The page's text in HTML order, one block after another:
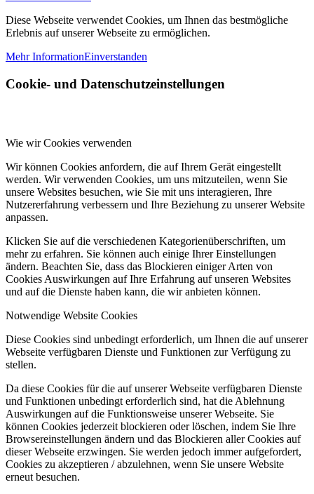
Diese Webseite verwendet Cookies, um Ihnen das bestmögliche
Erlebnis auf unserer Webseite zu ermöglichen.
Mehr InformationEinverstanden
Cookie- und Datenschutzeinstellungen
Wie wir Cookies verwenden
Wir können Cookies anfordern, die auf Ihrem Gerät eingestellt
werden. Wir verwenden Cookies, um uns mitzuteilen, wenn Sie
unsere Websites besuchen, wie Sie mit uns interagieren, Ihre
Nutzererfahrung verbessern und Ihre Beziehung zu unserer Website
anpassen.
Klicken Sie auf die verschiedenen Kategorienüberschriften, um
mehr zu erfahren. Sie können auch einige Ihrer Einstellungen
ändern. Beachten Sie, dass das Blockieren einiger Arten von
Cookies Auswirkungen auf Ihre Erfahrung auf unseren Websites
und auf die Dienste haben kann, die wir anbieten können.
Notwendige Website Cookies
Diese Cookies sind unbedingt erforderlich, um Ihnen die auf unserer
Webseite verfügbaren Dienste und Funktionen zur Verfügung zu
stellen.
Da diese Cookies für die auf unserer Webseite verfügbaren Dienste
und Funktionen unbedingt erforderlich sind, hat die Ablehnung
Auswirkungen auf die Funktionsweise unserer Webseite. Sie
können Cookies jederzeit blockieren oder löschen, indem Sie Ihre
Browsereinstellungen ändern und das Blockieren aller Cookies auf
dieser Webseite erzwingen. Sie werden jedoch immer aufgefordert,
Cookies zu akzeptieren / abzulehnen, wenn Sie unsere Website
erneut besuchen.